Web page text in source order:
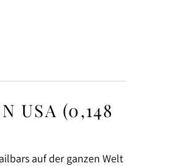
USA (0,148
auf der ganzen Welt